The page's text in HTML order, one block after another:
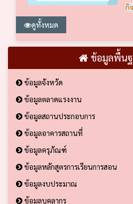
กิ
ดูทั้งหมด
ข้อมูลพื้น
ข้อมูลจังหวัด
ข้อมูลตลาดแรงงาน
ข้อมูลสถานประกอบการ
ข้อมูลอาคารสถานที่
ข้อมูลครุภัณฑ์
ข้อมูลหลักสูตรการเรียนการสอน
ข้อมูลงบประมาณ
ข้อมูลบุคลากร